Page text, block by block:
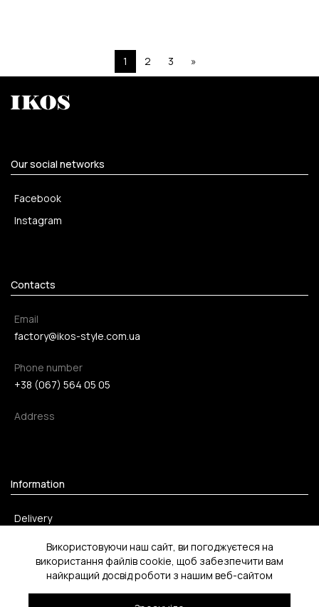
1 2 3 »
Our social networks
Facebook
Instagram
Contacts
Email
factory@ikos-style.com.ua
Phone number
+38 (067) 564 05 05
Address
Information
Delivery
Return
Використовуючи наш сайт, ви погоджуєтеся на
використання файлів cookie, щоб забезпечити вам
найкращий досвід роботи з нашим веб-сайтом